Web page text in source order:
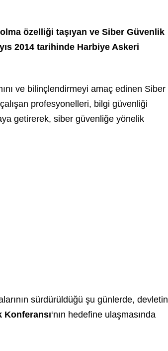
özelliği taşıyan ve Siber Güvenlik
2014 tarihinde Harbiye Askeri
ve bilinçlendirmeyi amaç edinen Siber
profesyonelleri, bilgi güvenliği
getirerek, siber güvenliğe yönelik
sürdürüldüğü şu günlerde, devletin
Konferansı‘nın hedefine ulaşmasında